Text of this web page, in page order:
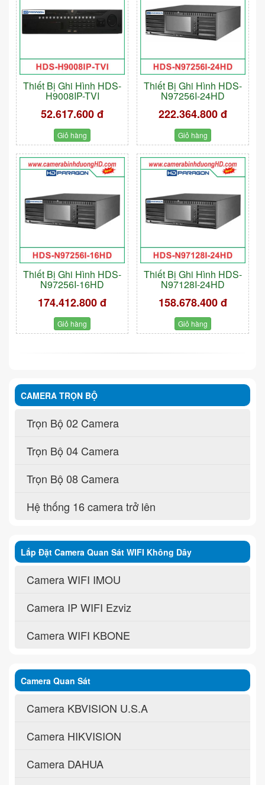
Thiết Bị Ghi Hình HDS-
H9008IP-TVI
52.617.600 đ
Giỏ hàng
Thiết Bị Ghi Hình HDS-
N97256I-24HD
222.364.800 đ
Giỏ hàng
Thiết Bị Ghi Hình HDS-
N97256I-16HD
174.412.800 đ
Giỏ hàng
Thiết Bị Ghi Hình HDS-
N97128I-24HD
158.678.400 đ
Giỏ hàng
CAMERA TRỌN BỘ
Trọn Bộ 02 Camera
Trọn Bộ 04 Camera
Trọn Bộ 08 Camera
Hệ thống 16 camera trở lên
Lắp Đặt Camera Quan Sát WIFI Không Dây
Camera WIFI IMOU
Camera IP WIFI Ezviz
Camera WIFI KBONE
Camera Quan Sát
Camera KBVISION U.S.A
Camera HIKVISION
Camera DAHUA